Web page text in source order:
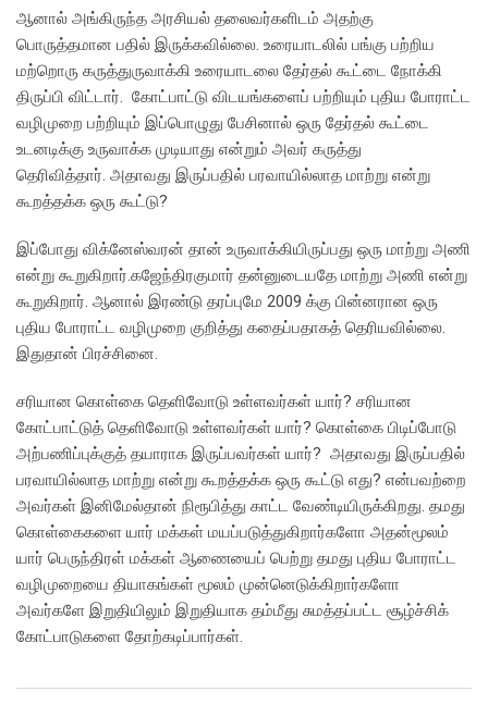
ஆனால் அங்கிருந்த அரசியல் தலைவர்களிடம் அதற்கு
பொருத்தமான பதில் இருக்கவில்லை. உரையாடலில் பங்கு பற்றிய
மற்றொரு கருத்துருவாக்கி உரையாடலை தேர்தல் கூட்டை நோக்கி
திருப்பி விட்டார். கோட்பாட்டு விடயங்களைப் பற்றியும் புதிய போராட்ட
வழிமுறை பற்றியும் இப்பொழுது பேசினால் ஒரு தேர்தல் கூட்டை
உடனடிக்கு உருவாக்க முடியாது என்றும் அவர் கருத்து
தெரிவித்தார். அதாவது இருப்பதில் பரவாயில்லாத மாற்று என்று
கூறத்தக்க ஒரு கூட்டு?
இப்போது விக்னேஸ்வரன் தான் உருவாக்கியிருப்பது ஒரு மாற்று அணி
என்று கூறுகிறார்.கஜேந்திரகுமார் தன்னுடையதே மாற்று அணி என்று
கூறுகிறார். ஆனால் இரண்டு தரப்புமே 2009 க்கு பின்னரான ஒரு
புதிய போராட்ட வழிமுறை குறித்து கதைப்பதாகத் தெரியவில்லை.
இதுதான் பிரச்சினை.
சரியான கொள்கை தெளிவோடு உள்ளவர்கள் யார்? சரியான
கோட்பாட்டுத் தெளிவோடு உள்ளவர்கள் யார்? கொள்கை பிடிப்போடு
அற்பணிப்புக்குத் தயாராக இருப்பவர்கள் யார்? அதாவது இருப்பதில்
பரவாயில்லாத மாற்று என்று கூறத்தக்க ஒரு கூட்டு எது? என்பவற்றை
அவர்கள் இனிமேல்தான் நிரூபித்து காட்ட வேண்டியிருக்கிறது. தமது
கொள்கைகளை யார் மக்கள் மயப்படுத்துகிறார்களோ அதன்மூலம்
யார் பெருந்திரள் மக்கள் ஆணையைப் பெற்று தமது புதிய போராட்ட
வழிமுறையை தியாகங்கள் மூலம் முன்னெடுக்கிறார்களோ
அவர்களே இறுதியிலும் இறுதியாக தம்மீது சுமத்தப்பட்ட சூழ்ச்சிக்
கோட்பாடுகளை தோற்கடிப்பார்கள்.